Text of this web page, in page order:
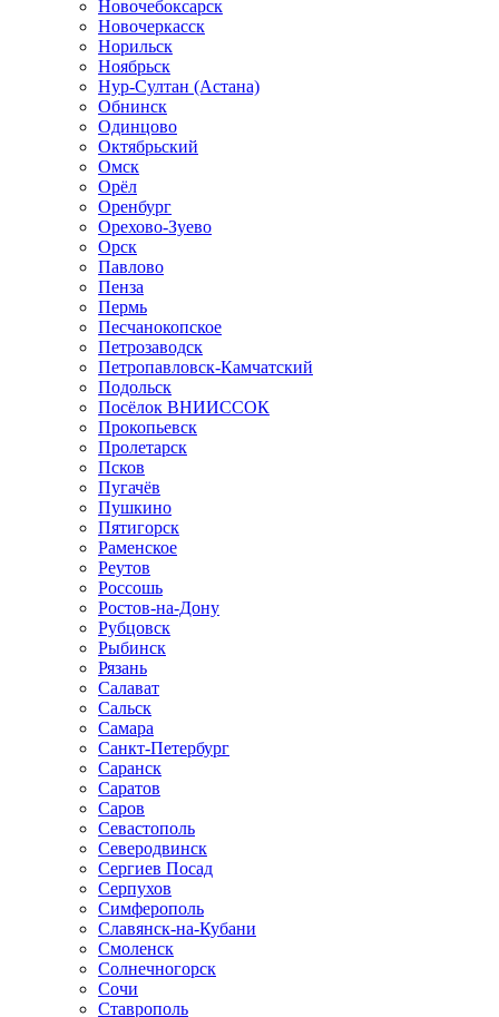
Новочебоксарск
Новочеркасск
Норильск
Ноябрьск
Нур-Султан (Астана)
Обнинск
Одинцово
Октябрьский
Омск
Орёл
Оренбург
Орехово-Зуево
Орск
Павлово
Пенза
Пермь
Песчанокопское
Петрозаводск
Петропавловск-Камчатский
Подольск
Посёлок ВНИИССОК
Прокопьевск
Пролетарск
Псков
Пугачёв
Пушкино
Пятигорск
Раменское
Реутов
Россошь
Ростов-на-Дону
Рубцовск
Рыбинск
Рязань
Салават
Сальск
Самара
Санкт-Петербург
Саранск
Саратов
Саров
Севастополь
Северодвинск
Сергиев Посад
Серпухов
Симферополь
Славянск-на-Кубани
Смоленск
Солнечногорск
Сочи
Ставрополь